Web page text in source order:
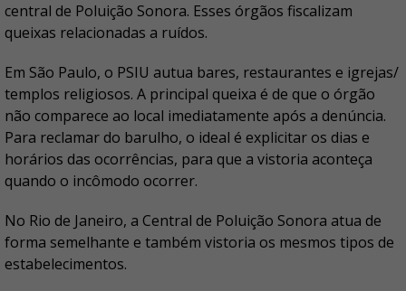
central de Poluição Sonora. Esses órgãos fiscalizam
queixas relacionadas a ruídos.
Em São Paulo, o PSIU autua bares, restaurantes e igrejas/
templos religiosos. A principal queixa é de que o órgão
não comparece ao local imediatamente após a denúncia.
Para reclamar do barulho, o ideal é explicitar os dias e
horários das ocorrências, para que a vistoria aconteça
quando o incômodo ocorrer.
No Rio de Janeiro, a Central de Poluição Sonora atua de
forma semelhante e também vistoria os mesmos tipos de
estabelecimentos.